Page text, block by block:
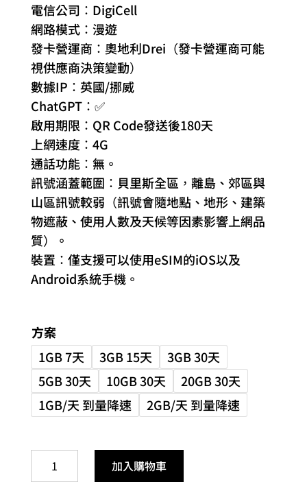
NT$307
到
電信公司：DigiCell
網路模式：漫遊
發卡營運商：奧地利Drei（發卡營運商可能
視供應商決策變動）
數據IP：英國/挪威
ChatGPT：✅
啟用期限：QR Code發送後180天
上網速度：4G
通話功能：無。
訊號涵蓋範圍：貝里斯全區，離島、郊區與
山區訊號較弱（訊號會隨地點、地形、建築
物遮蔽、使用人數及天候等因素影響上網品
質）。
裝置：僅支援可以使用eSIM的iOS以及
Android系統手機。
方案
1GB 7天
3GB 15天
3GB 30天
5GB 30天
10GB 30天
20GB 30天
1GB/天 到量降速
2GB/天 到量降速
加入購物車